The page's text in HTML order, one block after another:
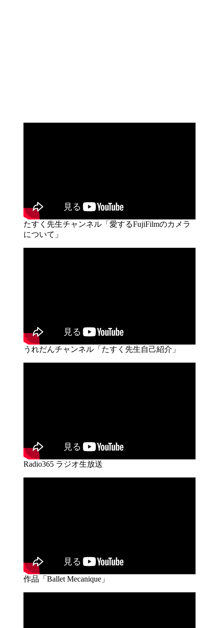
たすく先生チャンネル「愛するFujiFilmのカメラ
について」
うれだんチャンネル「たすく先生自己紹介」
Radio365 ラジオ生放送
作品「Ballet Mecanique」